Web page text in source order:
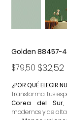
Golden 88457-4
Precio
original
$79,50 Precio
de
$32,52
¿POR QUÉ ELEGIR
Transforma tus
Corea del Sur,
modernos y de